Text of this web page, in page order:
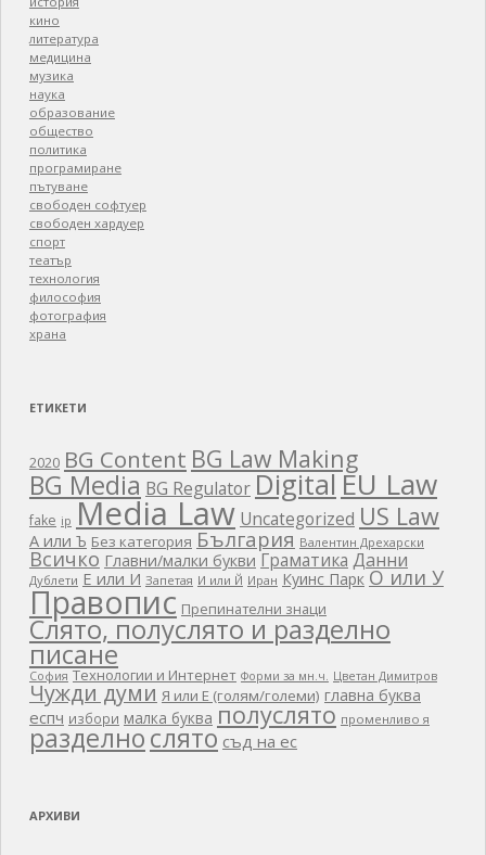
кино
литература
медицина
музика
наука
образование
общество
политика
програмиране
пътуване
свободен софтуер
свободен хардуер
спорт
театър
технология
философия
фотография
храна
ЕТИКЕТИ
2020 BG Content BG Law Making
BG Media BG RegulatorDigitalEU Law
fake ip Media Law Uncategorized US Law
А или Ъ Без категория България Валентин Дрехарски
Всичко Главни/малки букви Граматика Данни
Дублети Е или И Запетая И или Й Иран Куинс Парк О или У
Правопис Препинателни знаци
Слято, полуслято и разделно
писане
София Технологии и Интернет Форми за мн.ч. Цветан Димитров
Чужди думи Я или Е (голям/големи) главна буква
еспч избори малка буква полуслято променливо я
разделнослято съд на ес
АРХИВИ